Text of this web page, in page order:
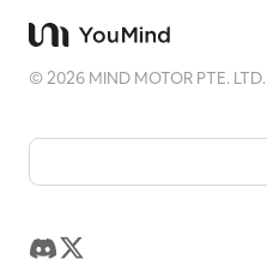
©2026 MIND MOTOR PTE. LTD.